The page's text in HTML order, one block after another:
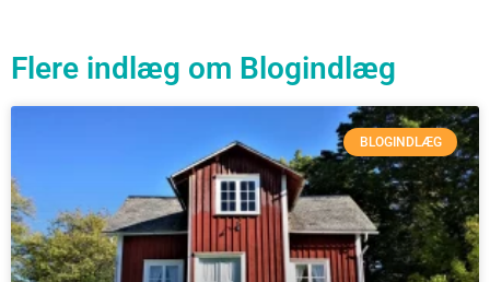
Flere indlæg om Blogindlæg
BLOGINDLÆG